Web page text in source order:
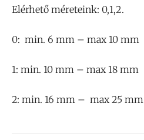
Elérhető méreteink: 0,1,2.
0: min. 6 mm – max 10 mm
1: min. 10 mm – max 18 mm
2: min. 16 mm – max 25 mm